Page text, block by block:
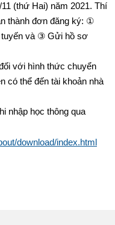
(thứ Hai) năm 2021. Thí
thành đơn đăng ký: ①
và ③ Gửi hồ sơ
với hình thức chuyển
có thể đến tài khoản nhà
nhập học thông qua
download/index.html